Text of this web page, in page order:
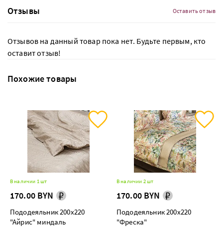
Отзывы Оставить отзыв
Отзывов на данный товар пока нет. Будьте первым, кто
оставит отзыв!
Похожие товары
В наличии 1 шт
170.00 BYN
Пододеяльник 200х220
"Айрис" миндаль
В наличии 2 шт
170.00 BYN
Пододеяльник 200х220
"Фреска"